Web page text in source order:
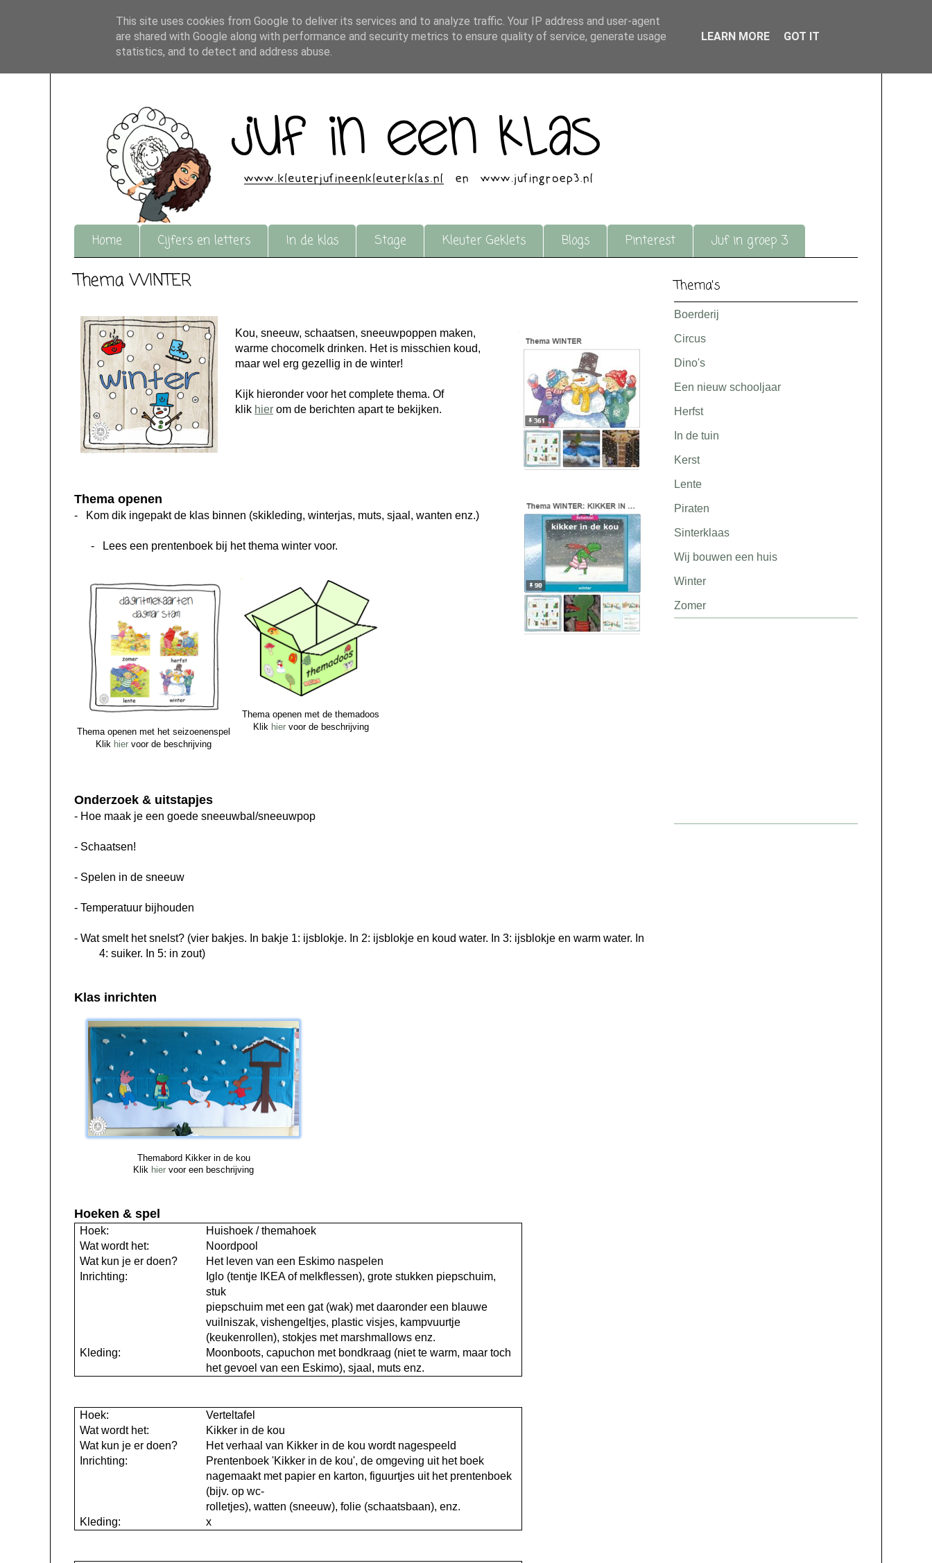
Home Cijfers en letters In de klas Stage Kleuter Geklets Blogs Pinterest Juf in groep 3
Thema WINTER
Kou, sneeuw, schaatsen, sneeuwpoppen maken,
warme chocomelk drinken. Het is misschien koud,
maar wel erg gezellig in de winter!
Kijk hieronder voor het complete thema. Of
klik hier om de berichten apart te bekijken.
Thema openen
- Kom dik ingepakt de klas binnen (skikleding, winterjas, muts, sjaal, wanten enz.)
- Lees een prentenboek bij het thema winter voor.
Thema openen met het seizoenenspel
Klik hier voor de beschrijving
Thema openen met de themadoos
Klik hiervoor de beschrijving
Onderzoek & uitstapjes
- Hoe maak je een goede sneeuwbal/sneeuwpop
- Schaatsen!
- Spelen in de sneeuw
- Temperatuur bijhouden
- Wat smelt het snelst? (vier bakjes. In bakje 1: ijsblokje. In 2: ijsblokje en koud water. In 3: ijsblokje en warm water. In
4: suiker. In 5: in zout)
Klas inrichten
Themabord Kikker in de kou
Klik hier voor een beschrijving
Hoeken & spel
Hoek:
Huishoek / themahoek
Wat wordt het:
Noordpool
Wat kun je er doen?
Het leven van een Eskimo naspelen
Inrichting:
Iglo (tentje IKEA of melkflessen), grote stukken piepschuim,
stuk
piepschuim met een gat (wak) met daaronder een blauwe
vuilniszak, vishengeltjes, plastic visjes, kampvuurtje
(keukenrollen), stokjes met marshmallows enz.
Kleding:
Moonboots, capuchon met bondkraag (niet te warm, maar toch
het gevoel van een Eskimo), sjaal, muts enz.
Hoek:
Verteltafel
Wat wordt het:
Kikker in de kou
Wat kun je er doen?
Het verhaal van Kikker in de kou wordt nagespeeld
Inrichting:
Prentenboek 'Kikker in de kou', de omgeving uit het boek
nagemaakt met papier en karton, figuurtjes uit het prentenboek
(bijv. op wc-
rolletjes), watten (sneeuw), folie (schaatsbaan), enz.
Kleding:
x
Thema's
Boerderij
Circus
Dino's
Een nieuw schooljaar
Herfst
In de tuin
Kerst
Lente
Piraten
Sinterklaas
Wij bouwen een huis
Winter
Zomer
This site uses cookies from Google to deliver its services and to analyze traffic. Your IP address and user-agent
are shared with Google along with performance and security metrics to ensure quality of service, generate usage
statistics, and to detect and address abuse.
LEARN MORE GOT IT